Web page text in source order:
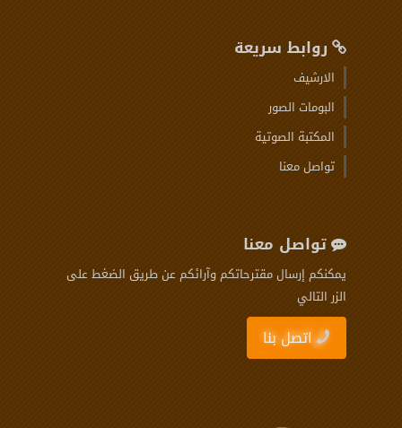
روابط سريعة
الارشيف
البومات الصور
المكتبة الصوتية
تواصل معنا
تواصل معنا
يمكنكم إرسال مقترحاتكم وآرائكم عن طريق الضغط على
الزر التالي
اتصل بنا